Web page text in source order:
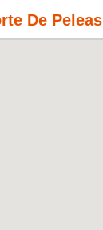
De Peleas